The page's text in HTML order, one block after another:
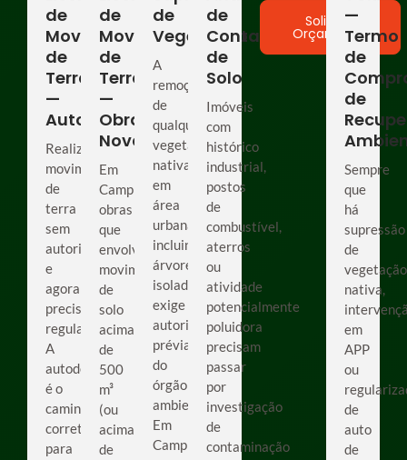
de
Movimentação
de
Terra
—
Autodenúncia
Realizou
movimentação
de
terra
sem
autorização
e
agora
precisa
regularizar?
A
autodenúncia
é o
caminho
correto
para
de
Movimentação
de
Terra
—
Obra
Nova
Em
Campinas,
obras
que
envolvam
movimentação
de
solo
acima
de
500
m³
(ou
acima
de
de
Vegetação
A
remoção
de
qualquer
vegetação
nativa
em
área
urbana,
incluindo
árvores
isoladas,
exige
autorização
prévia
do
órgão
ambiental.
Em
Campinas,
de
Contaminação
de
Solo
Imóveis
com
histórico
industrial,
postos
de
combustível,
aterros
ou
atividade
potencialmente
poluidora
precisam
passar
por
investigação
de
contaminação
Solicitar
Orçamento
—
Termo
de
de
Sempre
que
há
supressão
de
vegetação
nativa,
em
APP
ou
de
auto
de